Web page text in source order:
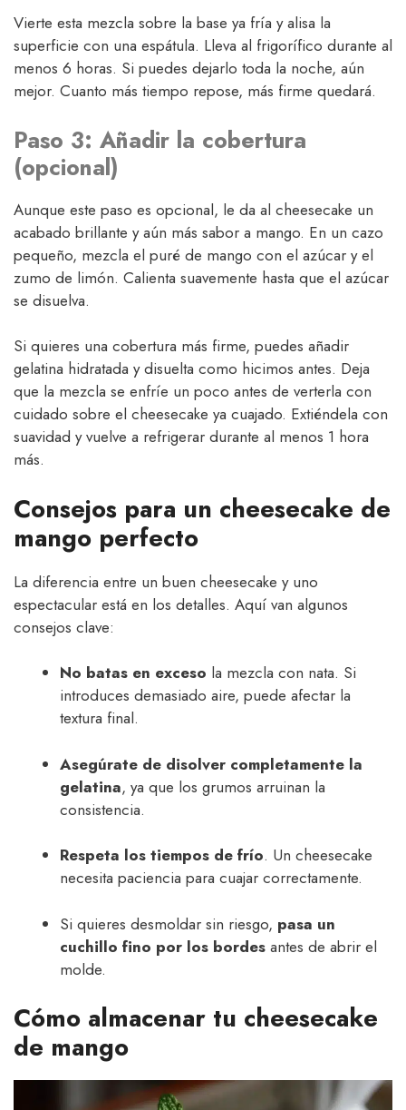
Vierte esta mezcla sobre la base ya fría y alisa la
superficie con una espátula. Lleva al frigorífico durante al
menos 6 horas. Si puedes dejarlo toda la noche, aún
mejor. Cuanto más tiempo repose, más firme quedará.
Paso 3: Añadir la cobertura
(opcional)
Aunque este paso es opcional, le da al cheesecake un
acabado brillante y aún más sabor a mango. En un cazo
pequeño, mezcla el puré de mango con el azúcar y el
zumo de limón. Calienta suavemente hasta que el azúcar
se disuelva.
Si quieres una cobertura más firme, puedes añadir
gelatina hidratada y disuelta como hicimos antes. Deja
que la mezcla se enfríe un poco antes de verterla con
cuidado sobre el cheesecake ya cuajado. Extiéndela con
suavidad y vuelve a refrigerar durante al menos 1 hora
más.
Consejos para un cheesecake de
mango perfecto
La diferencia entre un buen cheesecake y uno
espectacular está en los detalles. Aquí van algunos
consejos clave:
No batas en exceso la mezcla con nata. Si
introduces demasiado aire, puede afectar la
textura final.
Asegúrate de disolver completamente la
gelatina, ya que los grumos arruinan la
consistencia.
Respeta los tiempos de frío. Un cheesecake
necesita paciencia para cuajar correctamente.
Si quieres desmoldar sin riesgo, pasa un
cuchillo fino por los bordes antes de abrir el
molde.
Cómo almacenar tu cheesecake
de mango